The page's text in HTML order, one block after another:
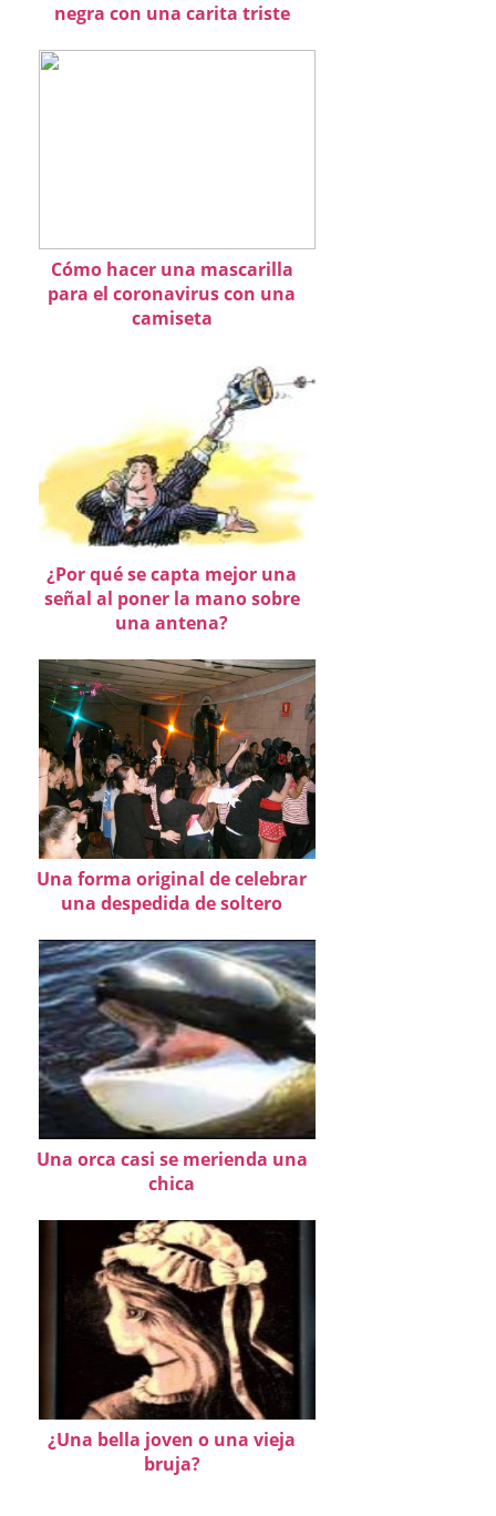
negra con una carita triste
Cómo hacer una mascarilla
para el coronavirus con una
camiseta
¿Por qué se capta mejor una
señal al poner la mano sobre
una antena?
Una forma original de celebrar
una despedida de soltero
Una orca casi se merienda una
chica
¿Una bella joven o una vieja
bruja?